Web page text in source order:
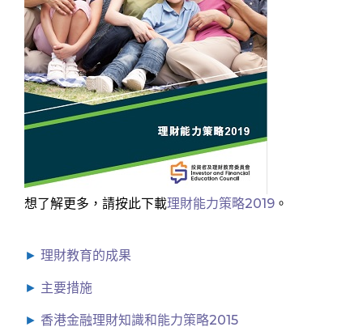
想了解更多，請按此下載理財能力策略2019 。
理財教育的成果
主要措施
香港金融理財知識和能力策略2015